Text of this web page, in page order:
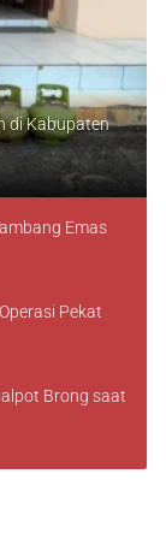
di Kabupaten
Emas
Pekat
Brong saat